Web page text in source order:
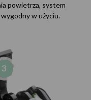
powietrza, system
w użyciu.
3